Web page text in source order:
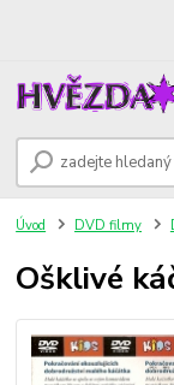
Úvod DVD filmy
Ošklivé